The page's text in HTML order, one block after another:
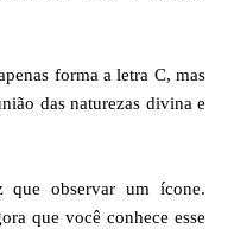
forma a letra C, mas
das naturezas divina e
que observar um ícone.
que você conhece esse